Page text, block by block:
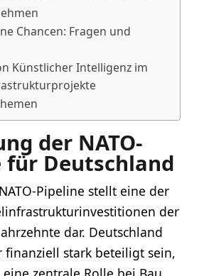
Chancen: Fragen und
Künstlicher Intelligenz im
der NATO-
für Deutschland
Pipeline stellt eine der
der
dar. Deutschland
stark beteiligt sein,